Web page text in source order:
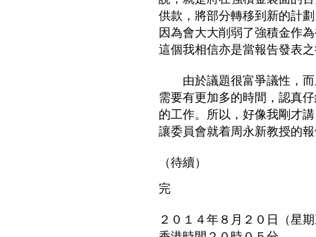
供款，將部分轉移到新的計
因為會大大削弱了強積金作
這個我相信亦是當報告發表
由於議題很富爭議性，而
需要有更加多的時間，認真
的工作。所以，好像我剛才
讓委員會就着周永新教授的
（待續）
完
２０１４年８月２０日（星